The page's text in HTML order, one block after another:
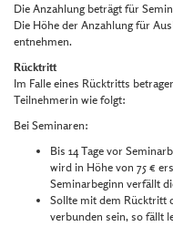
Die Anzahlung beträgt für
Die Höhe der Anzahlung für
entnehmen.
Rücktritt
Im Falle eines Rücktritts
Teilnehmerin wie folgt:
Bei Seminaren:
Bis 14 Tage vor
wird in Höhe von 75 €
Seminarbeginn verfällt
Sollte mit dem Rücktritt
verbunden sein, so fällt